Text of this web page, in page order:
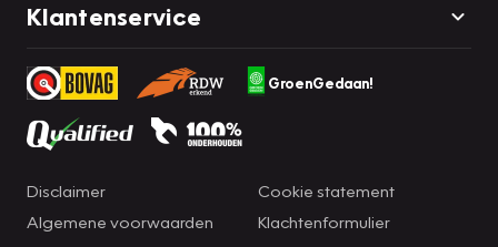
Klantenservice
GroenGedaan!
Disclaimer
Algemene voorwaarden
Cookie statement
Klachtenformulier